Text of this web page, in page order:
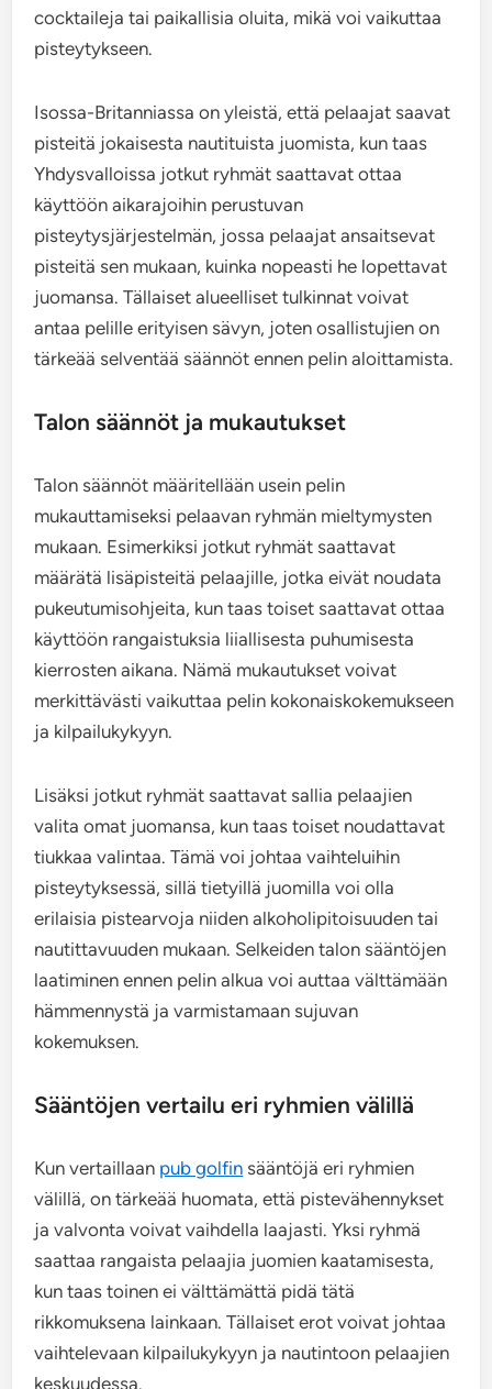
cocktaileja tai paikallisia oluita, mikä voi vaikuttaa
pisteytykseen.
Isossa-Britanniassa on yleistä, että pelaajat saavat
pisteitä jokaisesta nautituista juomista, kun taas
Yhdysvalloissa jotkut ryhmät saattavat ottaa
käyttöön aikarajoihin perustuvan
pisteytysjärjestelmän, jossa pelaajat ansaitsevat
pisteitä sen mukaan, kuinka nopeasti he lopettavat
juomansa. Tällaiset alueelliset tulkinnat voivat
antaa pelille erityisen sävyn, joten osallistujien on
tärkeää selventää säännöt ennen pelin aloittamista.
Talon säännöt ja mukautukset
Talon säännöt määritellään usein pelin
mukauttamiseksi pelaavan ryhmän mieltymysten
mukaan. Esimerkiksi jotkut ryhmät saattavat
määrätä lisäpisteitä pelaajille, jotka eivät noudata
pukeutumisohjeita, kun taas toiset saattavat ottaa
käyttöön rangaistuksia liiallisesta puhumisesta
kierrosten aikana. Nämä mukautukset voivat
merkittävästi vaikuttaa pelin kokonaiskokemukseen
ja kilpailukykyyn.
Lisäksi jotkut ryhmät saattavat sallia pelaajien
valita omat juomansa, kun taas toiset noudattavat
tiukkaa valintaa. Tämä voi johtaa vaihteluihin
pisteytyksessä, sillä tietyillä juomilla voi olla
erilaisia pistearvoja niiden alkoholipitoisuuden tai
nautittavuuden mukaan. Selkeiden talon sääntöjen
laatiminen ennen pelin alkua voi auttaa välttämään
hämmennystä ja varmistamaan sujuvan
kokemuksen.
Sääntöjen vertailu eri ryhmien välillä
Kun vertaillaan pub golfin sääntöjä eri ryhmien
välillä, on tärkeää huomata, että pistevähennykset
ja valvonta voivat vaihdella laajasti. Yksi ryhmä
saattaa rangaista pelaajia juomien kaatamisesta,
kun taas toinen ei välttämättä pidä tätä
rikkomuksena lainkaan. Tällaiset erot voivat johtaa
vaihtelevaan kilpailukykyyn ja nautintoon pelaajien
keskuudessa.